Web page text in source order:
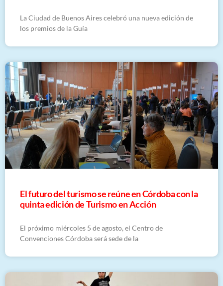
La Ciudad de Buenos Aires celebró una nueva edición de
los premios de la Guía
El futuro del turismo se reúne en Córdoba con la
quinta edición de Turismo en Acción
El próximo miércoles 5 de agosto, el Centro de
Convenciones Córdoba será sede de la